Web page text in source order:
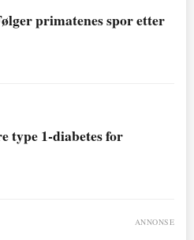
primatenes spor etter
type 1-diabetes for
ANNONSE